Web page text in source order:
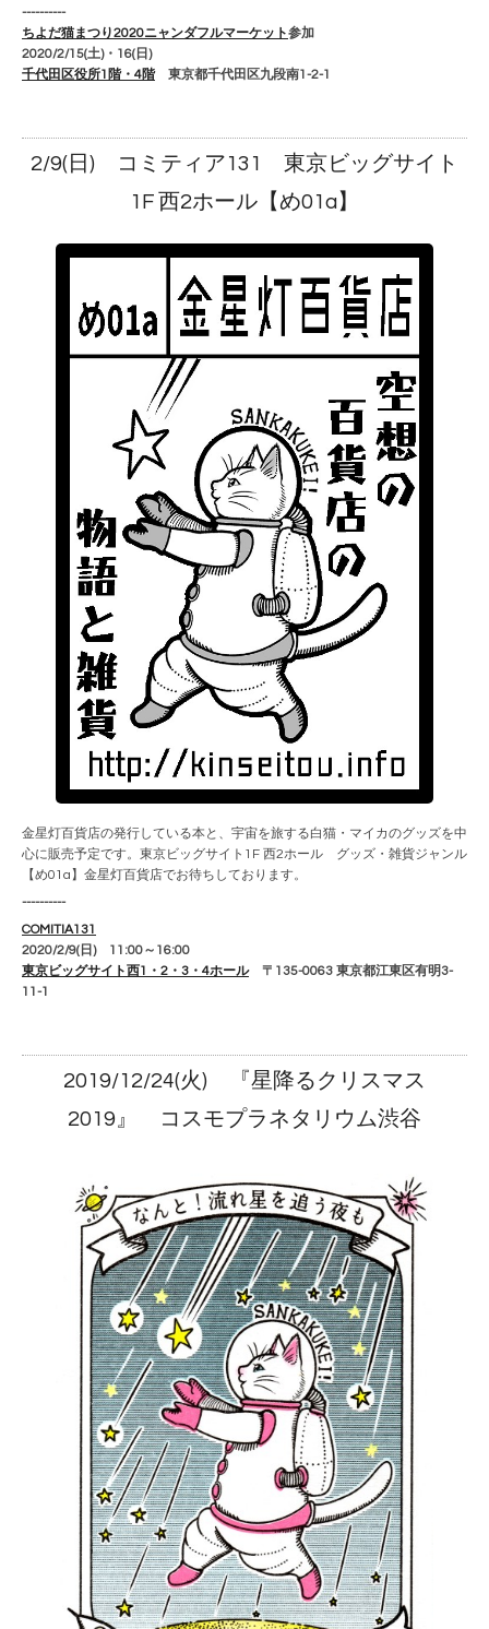
----------
ちよだ猫まつり2020ニャンダフルマーケット参加
2020/2/15(土)・16(日)
千代田区役所1階・4階東京都千代田区九段南1-2-1
2/9(日) コミティア131 東京ビッグサイト
1F 西2ホール【め01a】
金星灯百貨店の発行している本と、宇宙を旅する白猫・マイカのグッズを中
心に販売予定です。東京ビッグサイト1F 西2ホール グッズ・雑貨ジャンル
【め01a】金星灯百貨店でお待ちしております。
----------
COMITIA131
2020/2/9(日) 11:00～16:00
東京ビッグサイト西1・2・3・4ホール
〒135-0063 東京都江東区有明3-
11-1
2019/12/24(火) 『星降るクリスマス
2019』 コスモプラネタリウム渋谷